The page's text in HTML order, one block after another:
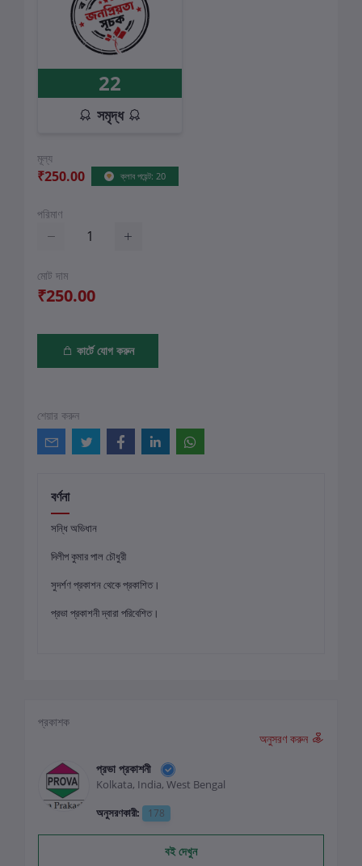
22
সমৃদ্ধ
মূল্য
₹250.00 ক্লাব পয়েন্ট: 20
পরিমাণ
মোট দাম
₹250.00
কার্টে যোগ করুন
শেয়ার করুন
বর্ণনা
সন্ধি অভিধান
দিলীপ কুমার পাল চৌধুরী
সুদর্শণ প্রকাশন থেকে প্রকাশিত।
প্রভা প্রকাশনী দ্বারা পরিবেশিত।
প্রকাশক
অনুসরণ করুন
প্রভা প্রকাশনী
Kolkata, India, West Bengal
অনুসরণকারী:
178
বই দেখুন